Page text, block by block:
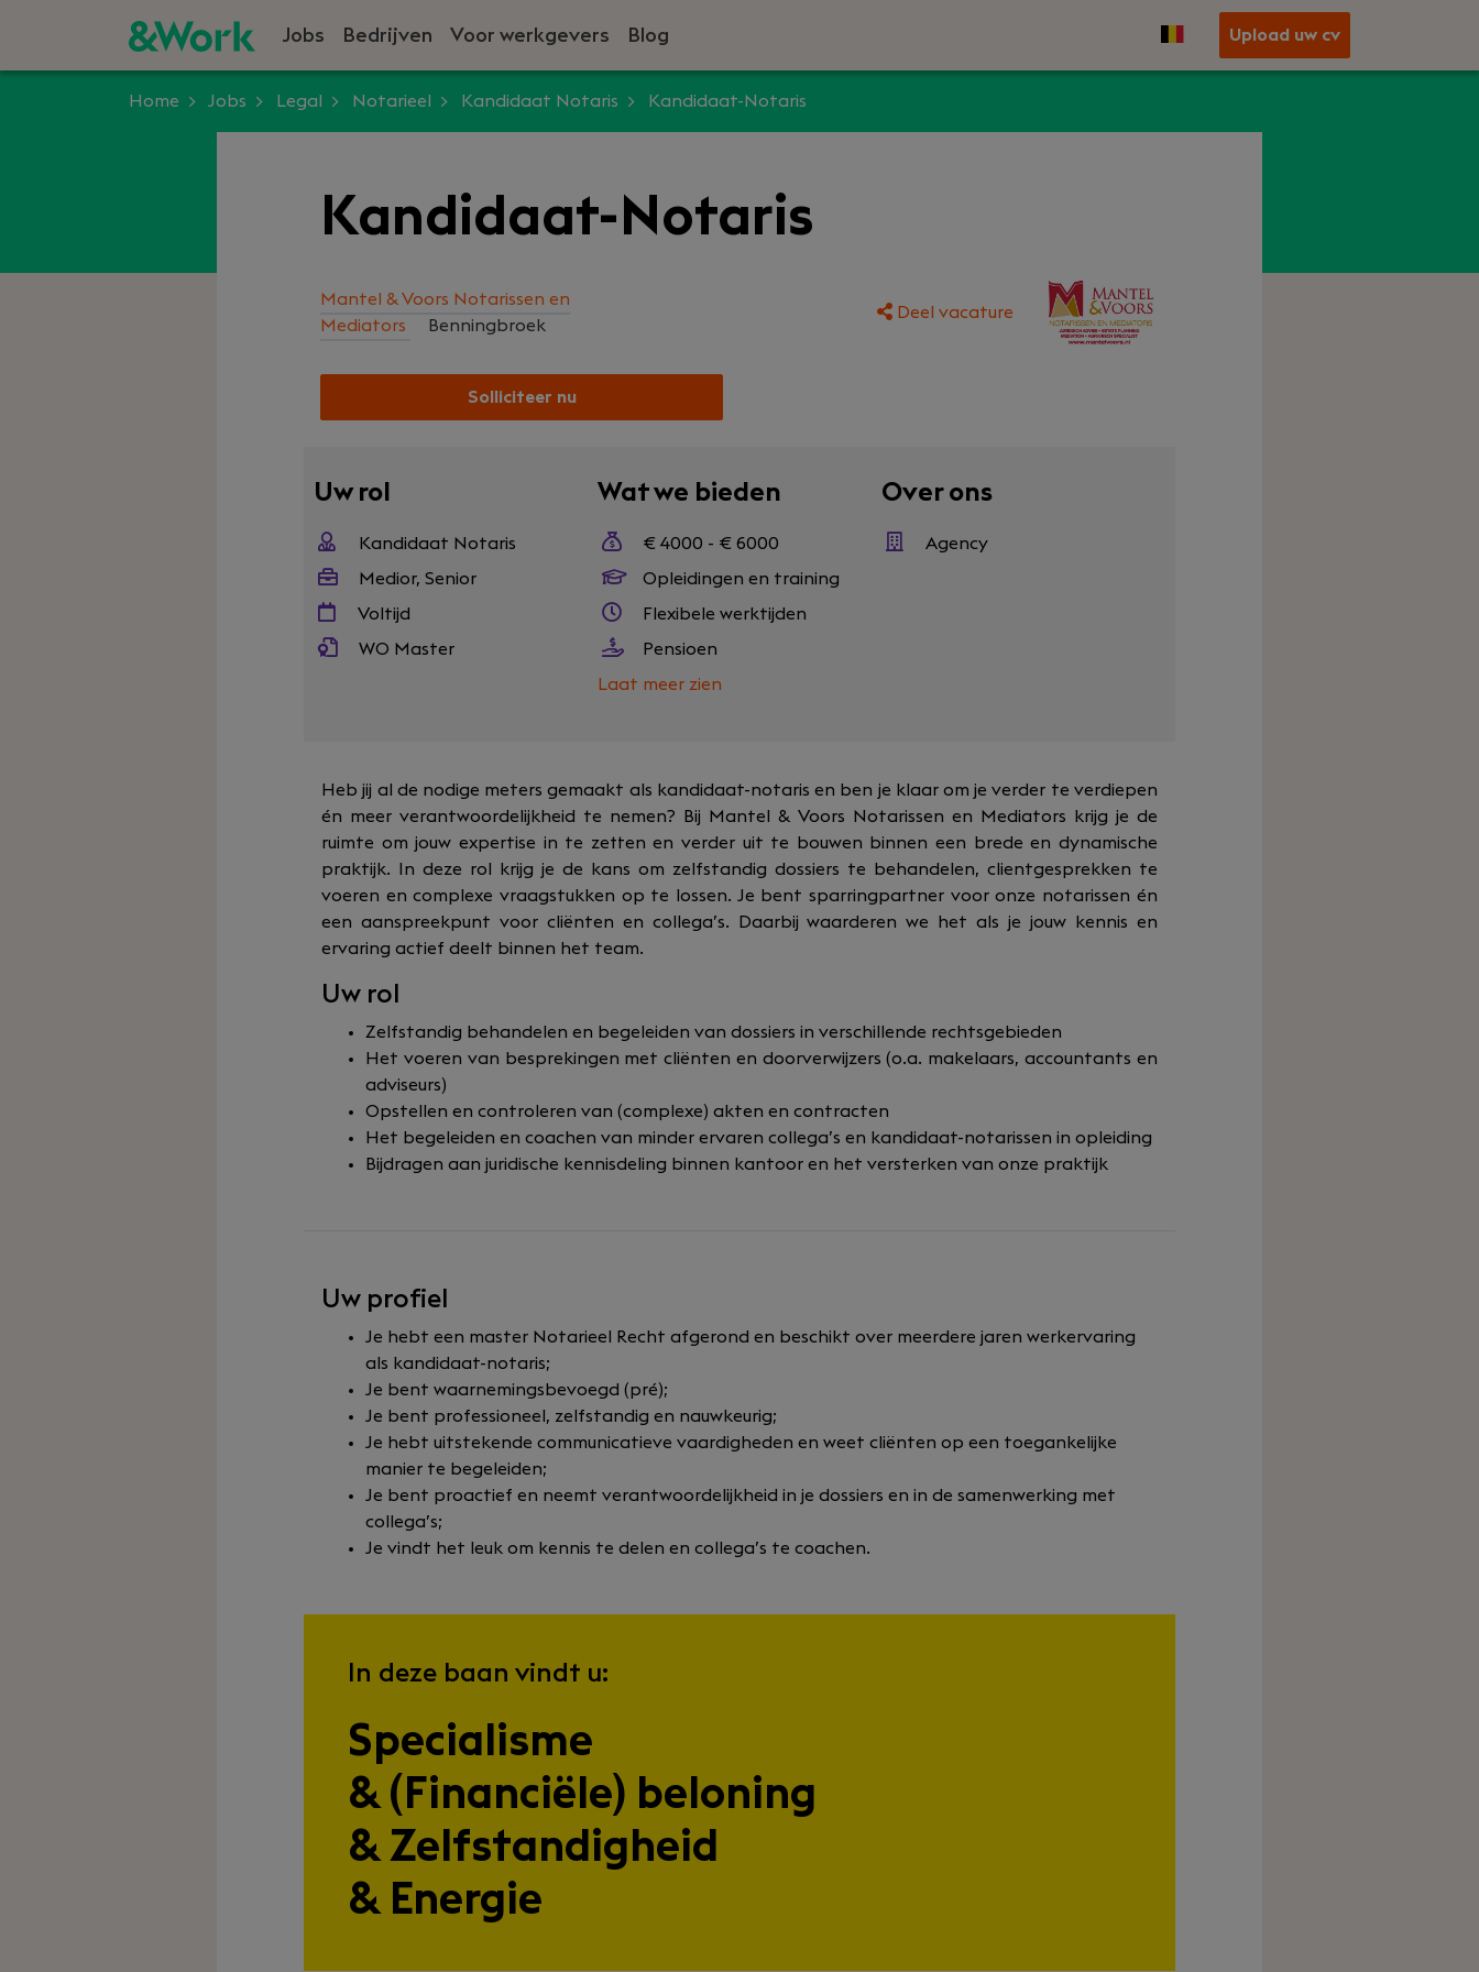
Jobs Bedrijven Voor werkgevers Blog Upload uw cv
Home Jobs Legal Notarieel Kandidaat Notaris Kandidaat-Notaris
Kandidaat-Notaris
Mantel & Voors Notarissen en
Mediators
Benningbroek
Deel vacature
Solliciteer nu
Uw rol
Kandidaat Notaris
Medior, Senior
Voltijd
WO Master
Wat we bieden
€ 4000 - € 6000
Opleidingen en training
Flexibele werktijden
Pensioen
Laat meer zien
Over ons
Agency
Heb jij al de nodige meters gemaakt als kandidaat-notaris en ben je klaar om je verder te verdiepen
én meer verantwoordelijkheid te nemen? Bij Mantel & Voors Notarissen en Mediators krijg je de
ruimte om jouw expertise in te zetten en verder uit te bouwen binnen een brede en dynamische
praktijk. In deze rol krijg je de kans om zelfstandig dossiers te behandelen, clientgesprekken te
voeren en complexe vraagstukken op te lossen. Je bent sparringpartner voor onze notarissen én
een aanspreekpunt voor cliënten en collega’s. Daarbij waarderen we het als je jouw kennis en
ervaring actief deelt binnen het team.
Uw rol
Zelfstandig behandelen en begeleiden van dossiers in verschillende rechtsgebieden
Het voeren van besprekingen met cliënten en doorverwijzers (o.a. makelaars, accountants en
adviseurs)
Opstellen en controleren van (complexe) akten en contracten
Het begeleiden en coachen van minder ervaren collega’s en kandidaat-notarissen in opleiding
Bijdragen aan juridische kennisdeling binnen kantoor en het versterken van onze praktijk
Uw profiel
Je hebt een master Notarieel Recht afgerond en beschikt over meerdere jaren werkervaring
als kandidaat-notaris;
Je bent waarnemingsbevoegd (pré);
Je bent professioneel, zelfstandig en nauwkeurig;
Je hebt uitstekende communicatieve vaardigheden en weet cliënten op een toegankelijke
manier te begeleiden;
Je bent proactief en neemt verantwoordelijkheid in je dossiers en in de samenwerking met
collega’s;
Je vindt het leuk om kennis te delen en collega’s te coachen.
In deze baan vindt u:
Specialisme
& (Financiële) beloning
& Zelfstandigheid
& Energie